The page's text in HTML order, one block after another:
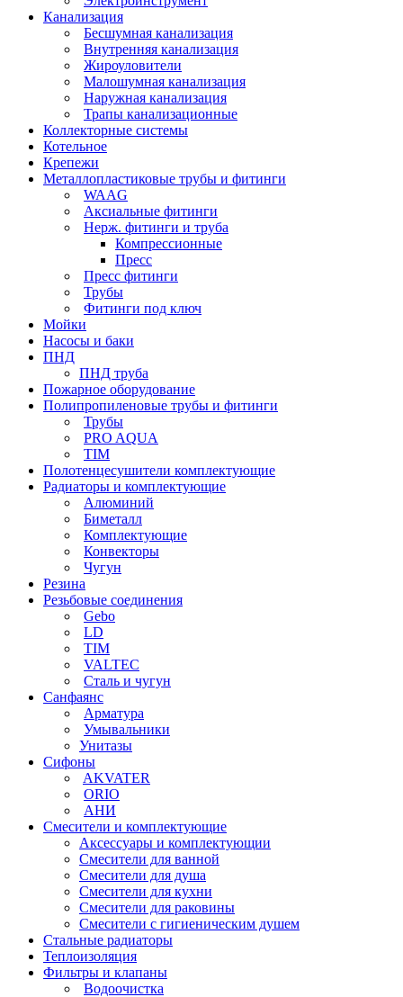
Канализация
Бесшумная канализация
Внутренняя канализация
Жироуловители
Малошумная канализация
Наружная канализация
Трапы канализационные
Коллекторные системы
Котельное
Крепежи
Металлопластиковые трубы и фитинги
WAAG
Аксиальные фитинги
Нерж. фитинги и труба
Компрессионные
Пресс
Пресс фитинги
Трубы
Фитинги под ключ
Мойки
Насосы и баки
ПНД
ПНД труба
Пожарное оборудование
Полипропиленовые трубы и фитинги
Трубы
PRO AQUA
TIM
Полотенцесушители комплектующие
Радиаторы и комплектующие
Алюминий
Биметалл
Комплектующие
Конвекторы
Чугун
Резина
Резьбовые соединения
Gebo
LD
TIM
VALTEC
Сталь и чугун
Санфаянс
Арматура
Умывальники
Унитазы
Сифоны
AKVATER
ORIO
АНИ
Смесители и комплектующие
Аксессуары и комплектующии
Смесители для ванной
Смесители для душа
Смесители для кухни
Смесители для раковины
Смесители с гигиеническим душем
Стальные радиаторы
Теплоизоляция
Фильтры и клапаны
Водоочистка